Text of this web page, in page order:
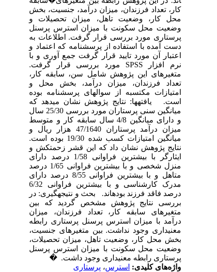
کار، تعداد فرزندان، میزان درآمد، جنسیت، بخش
محل کار، وضعیت تاهل، میزان تحصیلات و
وضعیت محل سکونت با میزان استرس پرسنل
پرستاری مورد بررسی قرار گرفت. اطلاعات به
دست آمده با استفاده از پرسشنامه که اعتماد و
اعتبار آن مورد تایید قرار گرفت جمع آوری و با
نرم افزار SPSS مورد بررسی قرار گرفت.
متغیرهای این پژوهش شامل سن، سابقه کار،
تعداد فرزندان، میزان درآمد، بخش محل و
امتیازات مکتسبه از سوال­های پرسشنامه بوده
است. یافته­ها: نتایج پژوهش نشان می­دهد که
میانگین سنی پرستاران مورد بررسی 25/30 سال
و دارای میانگین 4/8 سال سابقه کار و متوسط
میزان درآمد پرستاران 47/1640 هزار ریال و
میانگین امتیازات کسب شده 19/30 بوده است.
نتایج پژوهش نشان داد که این قشر زحمتکش و
ایثارگر با بیشترین فراوانی 1/58 درصد دارای
منزل شخصی و با بیشترین فراوانی 1/65 درصد
متاهل و با بیشترین فراوانی 8/55 درصد دارای
مدرک کارشناسی و با بیشترین فراوانی 6/32
درصد فاقد فرزند بوده­اند. بحث و نتیجه­گیری: در
بررسی نتایج پژوهش مشخص گردید که بین
متغیرهای سابقه کار، تعداد فرزندان، میزان
درآمد با میزان استرس پرسنل پرستاری رابطه
معنی­داری وجود نداشت. بین متغیرهای جنسیت،
بخش محل کار، وضعیت تاهل، میزان تحصیلات،
وضعیت محل سکونت با میزان استرس پرسنل
پرستاری رابطه معنی­داری وجود داشت. �
واژه‌های کلیدی:استرس،پرستاری